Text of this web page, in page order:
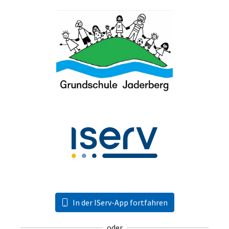
In der IServ-App fortfahren